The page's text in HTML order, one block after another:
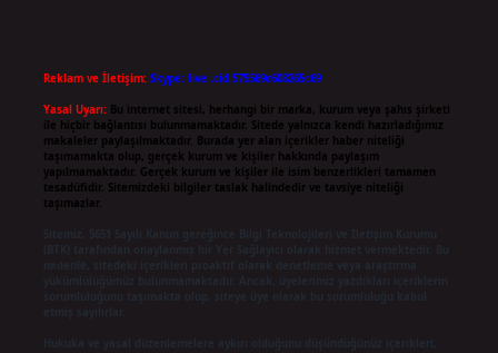
Reklam ve İletişim: Skype: live:.cid.575569c608265c69
Yasal Uyarı: Bu internet sitesi, herhangi bir marka, kurum veya şahıs şirketi
ile hiçbir bağlantısı bulunmamaktadır. Sitede yalnızca kendi hazırladığımız
makaleler paylaşılmaktadır. Burada yer alan içerikler haber niteliği
taşımamakta olup, gerçek kurum ve kişiler hakkında paylaşım
yapılmamaktadır. Gerçek kurum ve kişiler ile isim benzerlikleri tamamen
tesadüfidir. Sitemizdeki bilgiler taslak halindedir ve tavsiye niteliği
taşımazlar.
Sitemiz, 5651 Sayılı Kanun gereğince Bilgi Teknolojileri ve İletişim Kurumu
(BTK) tarafından onaylanmış bir Yer Sağlayıcı olarak hizmet vermektedir. Bu
nedenle, sitedeki içerikleri proaktif olarak denetleme veya araştırma
yükümlülüğümüz bulunmamaktadır. Ancak, üyelerimiz yazdıkları içeriklerin
Hukuka ve yasal düzenlemelere aykırı olduğunu düşündüğünüz içerikleri,